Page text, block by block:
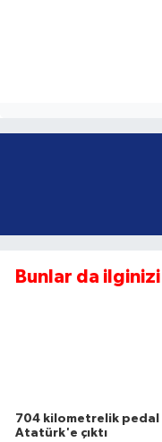
Bunlar da
704 kilometrelik pedal
Atatürk'e çıktı